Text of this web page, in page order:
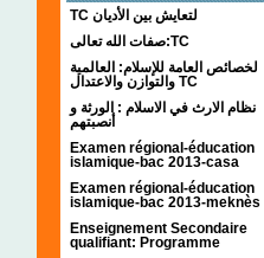
TC لتعايش بين الأديان
صفات الله تعالى:TC
لخصائص العامة للإسلام: العالمية
والتوازن والاعتدال TC
نظام الارث في الاسلام : الورثة و
أنصبتهم
Examen régional-éducation
islamique-bac 2013-casa
Examen régional-éducation
islamique-bac 2013-meknès
Enseignement Secondaire
qualifiant: Programme